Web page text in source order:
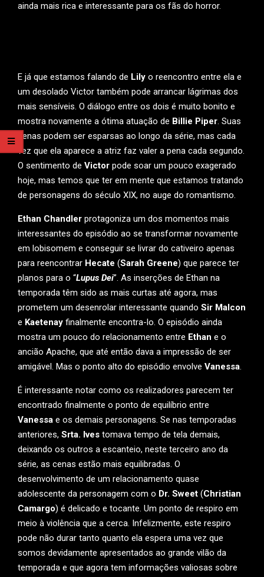
ainda mais rica e interessante para os fãs do horror.
E já que estamos falando de Lily o reencontro entre ela e
um desolado Victor também pode arrancar lágrimas dos
mais sensíveis. O diálogo entre os dois é muito bonito e
mostra novamente a ótima atuação de Billie Piper. Suas
cenas podem ser esparsas ao longo da série, mas cada
vez que ela aparece a atriz faz valer a pena cada segundo.
O sentimento de Victor pode soar um pouco exagerado
hoje, mas temos que ter em mente que estamos tratando
de personagens do século XIX, no auge do romantismo.
Ethan Chandler protagoniza um dos momentos mais
interessantes do episódio ao se transformar novamente
em lobisomem e conseguir se livrar do cativeiro apenas
para reencontrar Hecate (Sarah Greene) que parece ter
planos para o “Lupus Dei”. As inserções de Ethan na
temporada têm sido as mais curtas até agora, mas
prometem um desenrolar interessante quando Sir Malcon
e Kaetenay finalmente encontra-lo. O episódio ainda
mostra um pouco do relacionamento entre Ethan e o
ancião Apache, que até então dava a impressão de ser
amigável. Mas o ponto alto do episódio envolve Vanessa.
É interessante notar como os realizadores parecem ter
encontrado finalmente o ponto de equilíbrio entre
Vanessa e os demais personagens. Se nas temporadas
anteriores, Srta. Ives tomava tempo de tela demais,
deixando os outros a escanteio, neste terceiro ano da
série, as cenas estão mais equilibradas. O
desenvolvimento de um relacionamento quase
adolescente da personagem com o Dr. Sweet (Christian
Camargo) é delicado e tocante. Um ponto de respiro em
meio à violência que a cerca. Infelizmente, este respiro
pode não durar tanto quanto ela espera uma vez que
somos devidamente apresentados ao grande vilão da
temporada e que agora tem informações valiosas sobre